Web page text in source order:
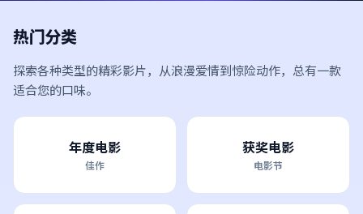
热门分类
探索各种类型的精彩影片，从浪漫爱情到惊险动作，总有一款
适合您的口味。
年度电影
佳作
获奖电影
电影节